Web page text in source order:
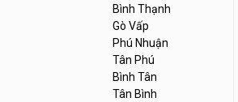
Bình Thạnh
Gò Vấp
Phú Nhuận
Tân Phú
Bình Tân
Tân Bình